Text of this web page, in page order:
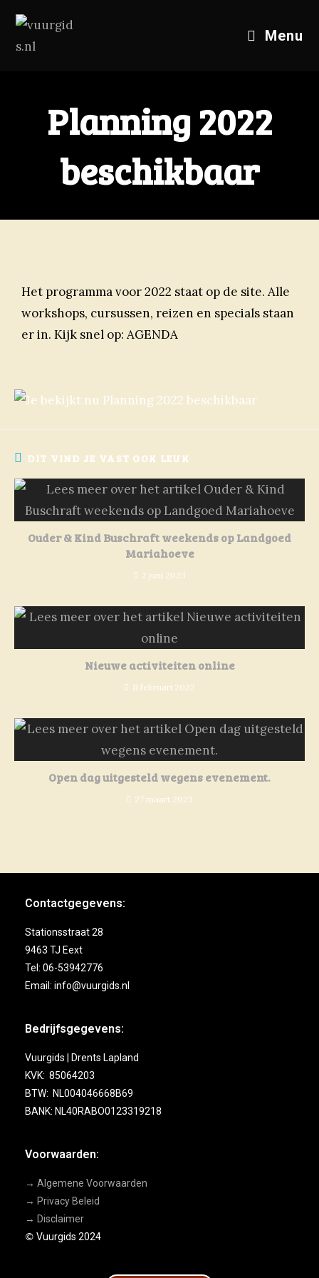
Menu
Planning 2022
beschikbaar
Het programma voor 2022 staat op de site. Alle
workshops, cursussen, reizen en specials staan
er in. Kijk snel op: AGENDA
DIT VIND JE VAST OOK LEUK
Ouder & Kind Buschraft weekends op Landgoed
Mariahoeve
2 juni 2023
Nieuwe activiteiten online
11 februari 2022
Open dag uitgesteld wegens evenement.
27 maart 2023
Contactgegevens:
Stationsstraat 28
9463 TJ Eext
Tel: 06-53942776
Email: info@vuurgids.nl
Bedrijfsgegevens:
Vuurgids | Drents Lapland
KVK: 85064203
BTW: NL004046668B69
BANK: NL40RABO0123319218
Voorwaarden:
→ Algemene Voorwaarden
→ Privacy Beleid
→ Disclaimer
© Vuurgids 2024